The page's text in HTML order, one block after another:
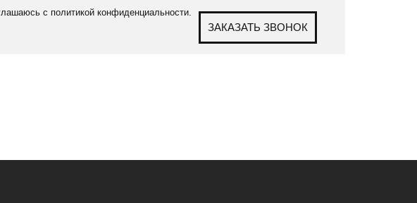
c политикой конфиденциальности.
ЗАКАЗАТЬ ЗВОНОК